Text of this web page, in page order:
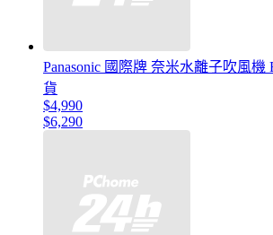
Panasonic 國際牌 奈米水離子吹風機
貨
$4,990
$6,290